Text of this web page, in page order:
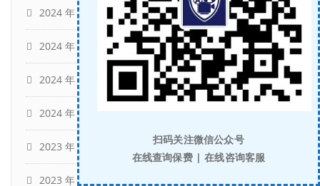
2024 年 4 月 (9)
2024 年 3 月 (15)
2024 年 2 月
2024 年 1 月
2023 年 12 月
2023 年 10 月
扫码关注微信公众号
在线查询保费 | 在线咨询客服